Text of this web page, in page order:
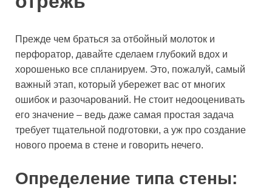
Прежде чем браться за отбойный молоток и
перфоратор, давайте сделаем глубокий вдох и
хорошенько все спланируем. Это, пожалуй, самый
важный этап, который убережет вас от многих
ошибок и разочарований. Не стоит недооценивать
его значение – ведь даже самая простая задача
требует тщательной подготовки, а уж про создание
нового проема в стене и говорить нечего.
Определение типа стены: